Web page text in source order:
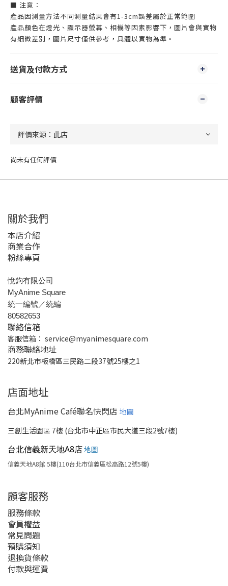
■ 注意：
產品因測量方法不同測量結果會有1-3cm誤差屬於正常範圍
產品顏色在燈光、顯示器螢幕、相機等因素影響下，圖片會與實物
有細微差別，圖片尺寸僅供參考，具體以實物為準。
送貨及付款方式
顧客評價
尚未有任何評價
關於我們
本店介紹
商業合作
粉絲專頁
悅鈞有限公司
MyAnime Square
統一編號／統編
80582653
聯絡信箱
客服信箱： service@myanimesquare.com
商務聯絡地址
220新北市板橋區三民路二段37號25樓之1
店面地址
台北MyAnime Café聯名快閃店 地圖
三創生活園區 7樓 (台北市中正區市民大道三段2號7樓)
台北信義新天地A8店地圖
信義天地A8館 5樓(110台北市信義區松高路12號5樓)
顧客服務
服務條款
會員權益
常見問題
預購須知
退換貨條款
付款與運費